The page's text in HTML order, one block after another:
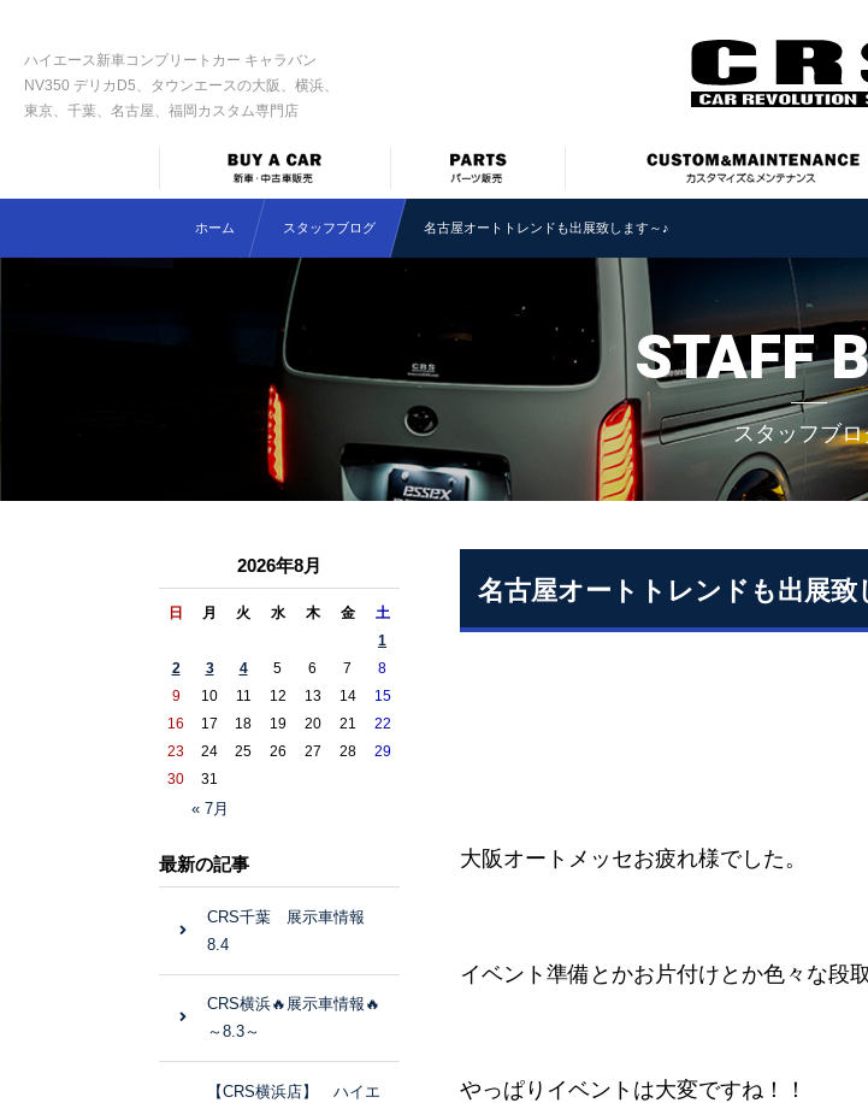
ハイエース新車コンプリートカー キャラバン
NV350 デリカD5、タウンエースの大阪、横浜、
東京、千葉、名古屋、福岡カスタム専門店
ホーム スタッフブログ 名古屋オートトレンドも出展致します～♪
STAFF
スタッフブロ
名古屋オートトレンドも出展致
大阪オートメッセお疲れ様でした。
イベント準備とかお片付けとか色々な段
やっぱりイベントは大変ですね！！
2026年8月
日 月 火 水 木 金 土
« 7月
1
2
3 4 5 6 7
8
9
10 11 12 13 14
15
16
17 18 19 20 21
22
23
24 25 26 27 28
29
30
31
最新の記事
CRS千葉 展示車情報
8.4
CRS横浜🔥展示車情報🔥
～8.3～
【CRS横浜店】 ハイエ